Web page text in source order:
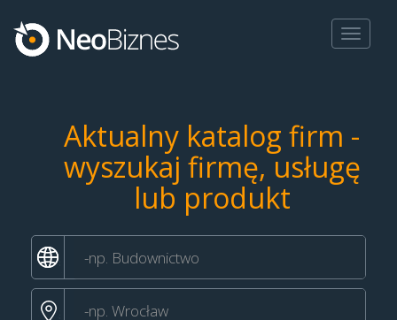
Toggle
Aktualny katalog firm -
wyszukaj firmę, usługę
lub produkt